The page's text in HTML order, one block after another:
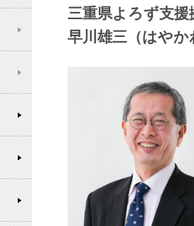
三重県よろず支
早川雄三（はや